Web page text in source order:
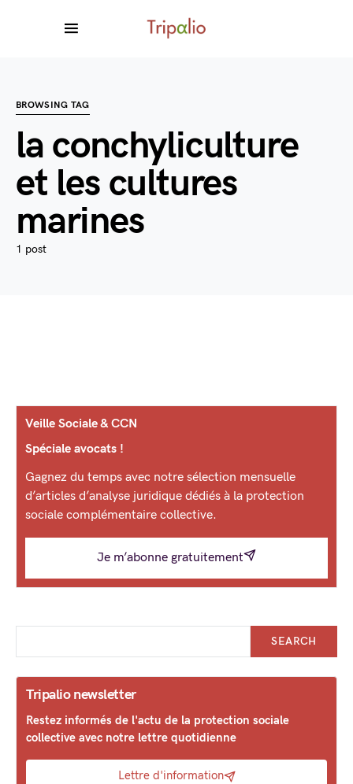
BROWSING TAG
la conchyliculture
et les cultures
marines
1 post
Veille Sociale & CCN
Spéciale avocats !
Gagnez du temps avec notre sélection mensuelle
d’articles d’analyse juridique dédiés à la protection
sociale complémentaire collective.
Je m’abonne gratuitement
SEARCH
Tripalio newsletter
Restez informés de l'actu de la protection sociale
collective avec notre lettre quotidienne
Lettre d'information